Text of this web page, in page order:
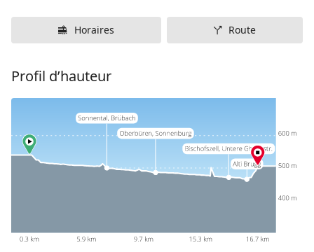
Horaires Route
Profil d’hauteur